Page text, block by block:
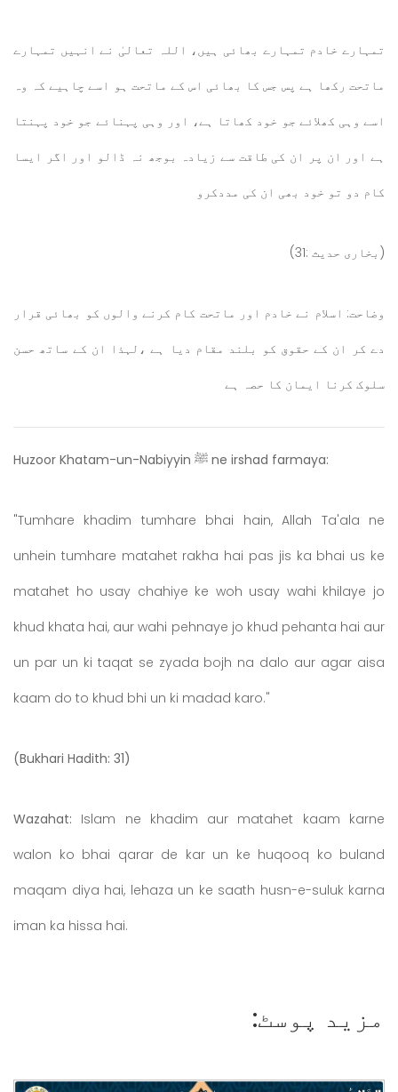
تمہارے خادم تمہارے بھائی ہیں، اللہ تعالیٰ نے انہیں تمہارے
ماتحت رکھا ہے پس جس کا بھائی اس کے ماتحت ہو اسے چاہیے کہ وہ
اسے وہی کھلائے جو خود کھاتا ہے، اور وہی پہنائے جو خود پہنتا
ہے اور ان پر ان کی طاقت سے زیادہ بوجھ نہ ڈالو اور اگر ایسا
کام دو تو خود بھی ان کی مددکرو
(بخاری حدیث :31)
وضاحت: اسلام نے خادم اور ماتحت کام کرنے والوں کو بھائی قرار
دے کر ان کے حقوق کو بلند مقام دیا ہے ،لہذا ان کے ساتھ حسن
سلوک کرنا ایمان کا حصہ ہے
Huzoor Khatam-un-Nabiyyin ﷺ ne irshad farmaya:
"Tumhare khadim tumhare bhai hain, Allah Ta'ala ne
unhein tumhare matahet rakha hai pas jis ka bhai us ke
matahet ho usay chahiye ke woh usay wahi khilaye jo
khud khata hai, aur wahi pehnaye jo khud pehanta hai aur
un par un ki taqat se zyada bojh na dalo aur agar aisa
kaam do to khud bhi un ki madad karo."
(Bukhari Hadith: 31)
Wazahat: Islam ne khadim aur matahet kaam karne
walon ko bhai qarar de kar un ke huqooq ko buland
maqam diya hai, lehaza un ke saath husn-e-suluk karna
iman ka hissa hai.
مزید پوسٹ: